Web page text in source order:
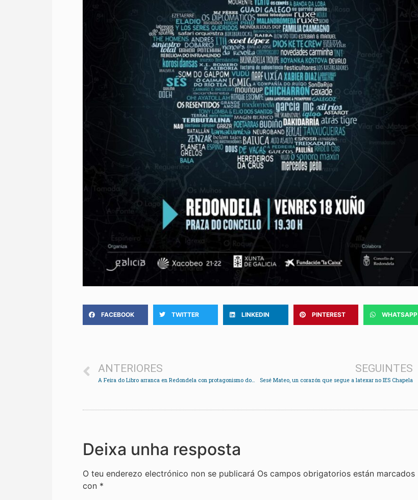
FACEBOOK TWITTER LINKEDIN PINTEREST WHATSAPP
ANTERIORES SEGUINTES
Sesé Mateo, un corazón que segue a latexar no IES Chapela
Deixa unha resposta
O teu enderezo electrónico non se publicará Os campos obrigatorios están marcados
con *